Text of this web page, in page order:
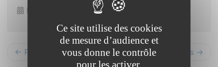
Dimanche 7 novembre 2021
← Précédents Suivants →
Ce site utilise des cookies
de mesure d’audience et
vous donne le contrôle
pour les activer.